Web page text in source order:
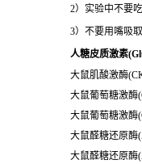
2）实验中不要
3）不要用嘴吸
人糖皮质激素
大鼠肌酸激酶
大鼠葡萄糖激酶
大鼠葡萄糖激酶
大鼠醛糖还原酶
大鼠醛糖还原酶